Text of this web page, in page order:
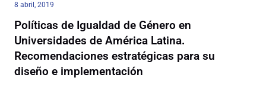
8 abril, 2019
Políticas de Igualdad de Género en
Universidades de América Latina.
Recomendaciones estratégicas para su
diseño e implementación